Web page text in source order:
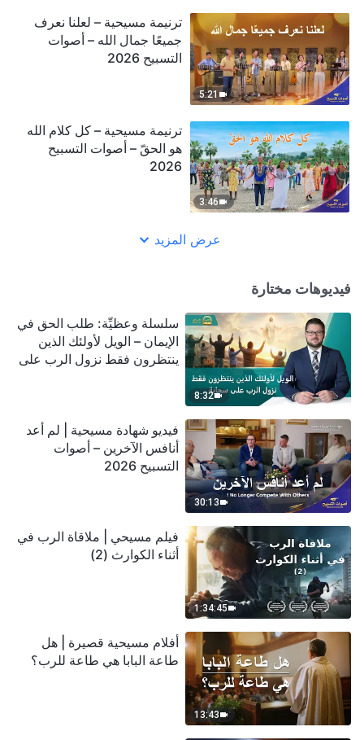
5:21
ترنيمة مسيحية – لعلنا نعرف
جميعًا جمال الله – أصوات
التسبيح 2026
3:46
ترنيمة مسيحية – كل كلام الله
هو الحقّ – أصوات التسبيح
2026
عرض المزيد
فيديوهات مختارة
8:32
سلسلة وعظيِّة: طلب الحق في
الإيمان – الويل لأولئك الذين
ينتظرون فقط نزول الرب على
30:13
فيديو شهادة مسيحية | لم أعد
أنافس الآخرين – أصوات
التسبيح 2026
1:34:45
فيلم مسيحي | ملاقاة الرب في
أثناء الكوارث (2)
13:43
أفلام مسيحية قصيرة | هل
طاعة البابا هي طاعة للرب؟